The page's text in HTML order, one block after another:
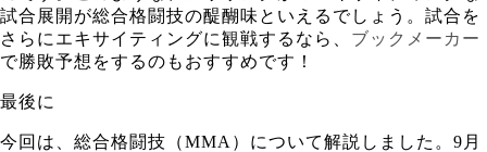
試合展開が総合格闘技の醍醐味といえるでしょう。試合を
さらにエキサイティングに観戦するなら、 ブックメーカー
で勝敗予想をするのもおすすめです！
最後に
今回は、総合格闘技（MMA）について解説しました。9月